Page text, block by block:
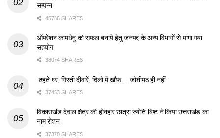
सम्पन्न
45786 SHARES
ऑपरेशन कामधेनु को सफल बनाये हेतु जनपद के अन्य विभागों से मांगा गया
सहयोग
38074 SHARES
ढहते घर, गिरती दीवारें, दिलों में खौफ… जोशीमठ ही नहीं
37453 SHARES
विकासखंड देवाल क्षेत्र की होनहार छात्रा ज्योति बिष्ट ने किया उत्तराखंड का
नाम रोशन
37370 SHARES